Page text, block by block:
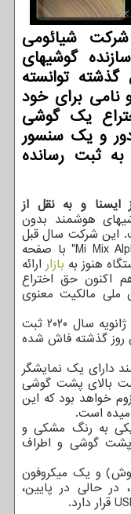
شیائومی
گوشیهای
توانسته
برای خود
یك گوشی
دور و یك سنسور
به ثبت رسانده
ایسنا و به نقل از
هوشمند بدون
این شرکت سال قبل
از یک گوشی تمام نمایشگر به نام "Mi Mix Alpha" با صفحه
هنوز به بازار ارائه
اکنون حق اختراع
ملی مالکیت معنوی
حق اختراع مذکور توسط شیائومی در ۱۹ ژانویه سال ۲۰۲۰ ثبت
روز گذشته فاش شده
دارای یک نمایشگر
بالای پشت گوشی
با لنز زوم خواهد بود که این
است.
به رنگ مشکی و
پشت گوشی و اطراف
و یک میکروفون
در حالی در پایین،